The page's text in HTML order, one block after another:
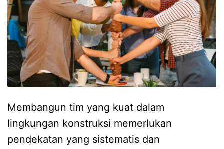
Membangun tim yang kuat dalam
lingkungan konstruksi memerlukan
pendekatan yang sistematis dan